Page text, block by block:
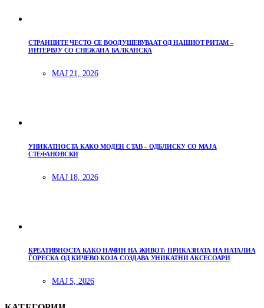
СТРАНЦИТЕ ЧЕСТО СЕ ВООДУШЕВУВААТ ОД НАШИОТ РИТАМ –
ИНТЕРВЈУ СО СНЕЖАНА БАЛКАНСКА
МАЈ 21, 2026
УНИКАТНОСТА КАКО МОДЕН СТАВ – ОДБЛИСКУ СО МАЈА
СТЕФАНОВСКИ
МАЈ 18, 2026
КРЕАТИВНОСТА КАКО НАЧИН НА ЖИВОТ: ПРИКАЗНАТА НА НАТАЛИА
ЃОРЕСКА ОД КИЧЕВО КОЈА СОЗДАВА УНИКАТНИ АКСЕСОАРИ
МАЈ 5, 2026